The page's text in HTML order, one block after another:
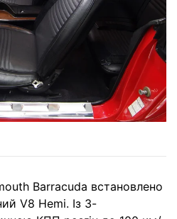
Barracuda встановлено
V8 Hemi. Із 3-